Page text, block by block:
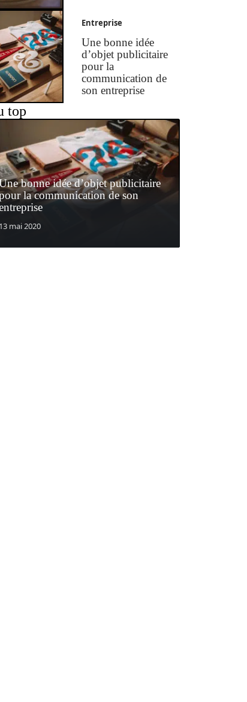
Entreprise
Une bonne idée
d’objet publicitaire
pour la
communication de
son entreprise
top
bonne idée d’objet publicitaire
la communication de son
13 mai 2020